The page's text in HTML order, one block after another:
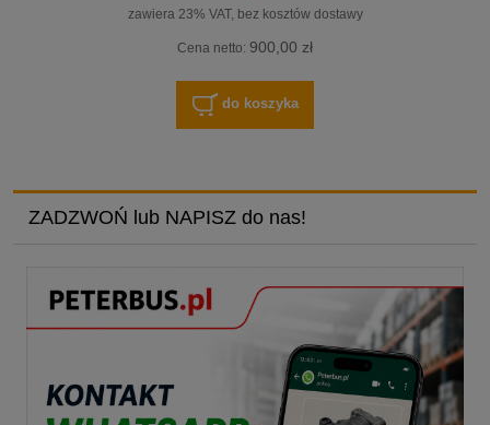
szerokości, oryginał IRISBUS
zawiera 23% VAT, bez kosztów dostawy
Cena netto: 900,00 zł
do koszyka
ZADZWOŃ lub NAPISZ do nas!